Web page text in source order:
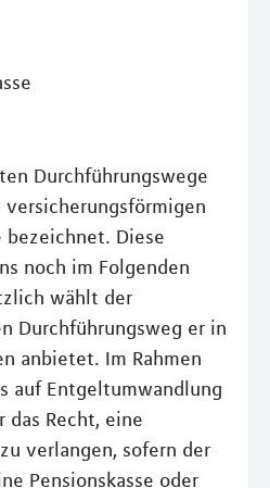
Durchführungswege
bezeichnet. Diese
noch im Folgenden
wählt der
Durchführungsweg er in
anbietet. Im Rahmen
auf Entgeltumwandlung
das Recht, eine
verlangen, sofern der
Pensionskasse oder